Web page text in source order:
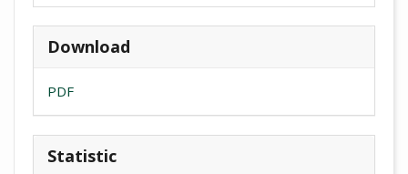
Download
PDF
Statistic